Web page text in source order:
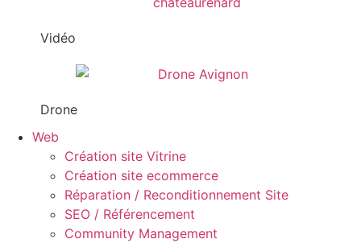
Vidéo
Drone
Web
Création site Vitrine
Création site ecommerce
Réparation / Reconditionnement Site
SEO / Référencement
Community Management